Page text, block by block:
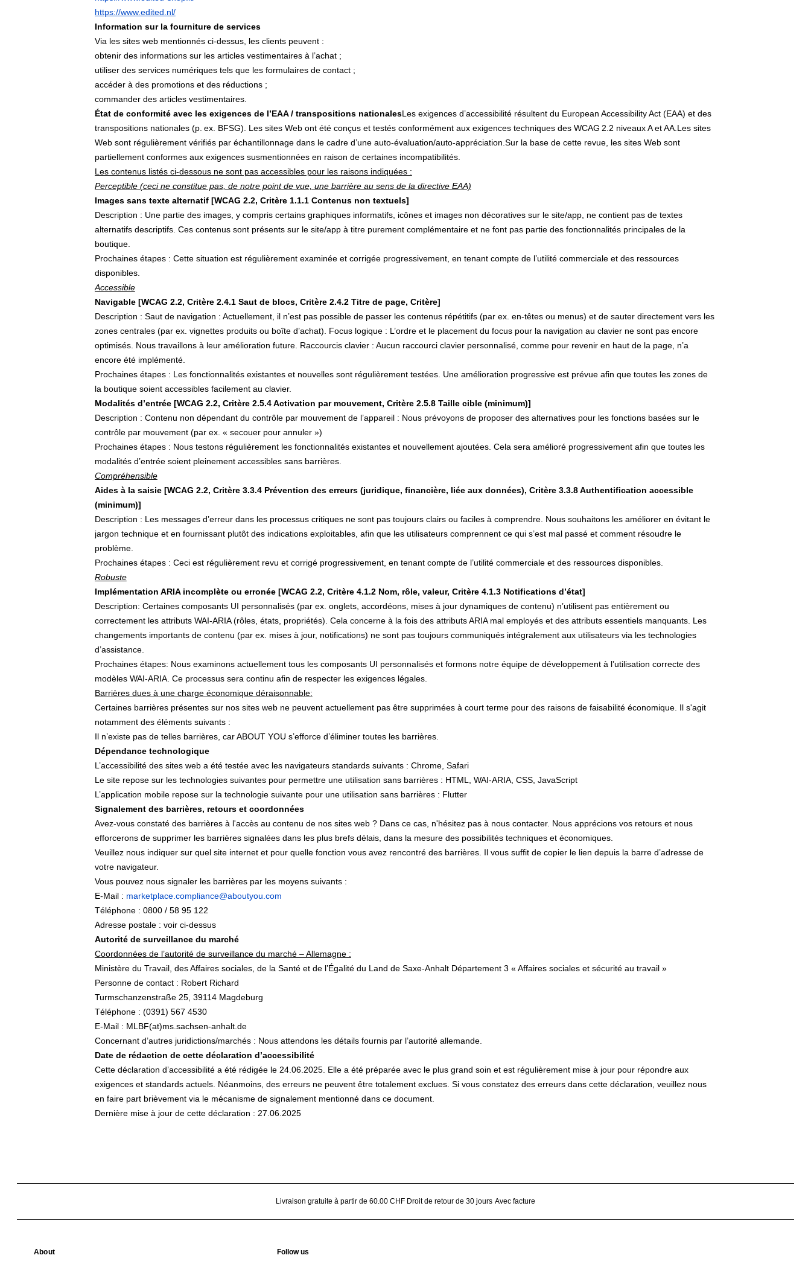
https://www.edited.nl/
Information sur la fourniture de services
Via les sites web mentionnés ci-dessus, les clients peuvent :
obtenir des informations sur les articles vestimentaires à l’achat ;
utiliser des services numériques tels que les formulaires de contact ;
accéder à des promotions et des réductions ;
commander des articles vestimentaires.
État de conformité avec les exigences de l’EAA / transpositions nationalesLes exigences d’accessibilité résultent du European Accessibility Act (EAA) et des
transpositions nationales (p. ex. BFSG). Les sites Web ont été conçus et testés conformément aux exigences techniques des WCAG 2.2 niveaux A et AA.Les sites
Web sont régulièrement vérifiés par échantillonnage dans le cadre d’une auto‑évaluation/auto‑appréciation.Sur la base de cette revue, les sites Web sont
partiellement conformes aux exigences susmentionnées en raison de certaines incompatibilités.
Les contenus listés ci‑dessous ne sont pas accessibles pour les raisons indiquées :
Perceptible (ceci ne constitue pas, de notre point de vue, une barrière au sens de la directive EAA)
Images sans texte alternatif [WCAG 2.2, Critère 1.1.1 Contenus non textuels]
Description : Une partie des images, y compris certains graphiques informatifs, icônes et images non décoratives sur le site/app, ne contient pas de textes
alternatifs descriptifs. Ces contenus sont présents sur le site/app à titre purement complémentaire et ne font pas partie des fonctionnalités principales de la
boutique.
Prochaines étapes : Cette situation est régulièrement examinée et corrigée progressivement, en tenant compte de l’utilité commerciale et des ressources
disponibles.
Accessible
Navigable [WCAG 2.2, Critère 2.4.1 Saut de blocs, Critère 2.4.2 Titre de page, Critère]
Description : Saut de navigation : Actuellement, il n’est pas possible de passer les contenus répétitifs (par ex. en-têtes ou menus) et de sauter directement vers les
zones centrales (par ex. vignettes produits ou boîte d’achat). Focus logique : L’ordre et le placement du focus pour la navigation au clavier ne sont pas encore
optimisés. Nous travaillons à leur amélioration future. Raccourcis clavier : Aucun raccourci clavier personnalisé, comme pour revenir en haut de la page, n’a
encore été implémenté.
Prochaines étapes : Les fonctionnalités existantes et nouvelles sont régulièrement testées. Une amélioration progressive est prévue afin que toutes les zones de
la boutique soient accessibles facilement au clavier.
Modalités d’entrée [WCAG 2.2, Critère 2.5.4 Activation par mouvement, Critère 2.5.8 Taille cible (minimum)]
Description : Contenu non dépendant du contrôle par mouvement de l’appareil : Nous prévoyons de proposer des alternatives pour les fonctions basées sur le
contrôle par mouvement (par ex. « secouer pour annuler »)
Prochaines étapes : Nous testons régulièrement les fonctionnalités existantes et nouvellement ajoutées. Cela sera amélioré progressivement afin que toutes les
modalités d’entrée soient pleinement accessibles sans barrières.
Compréhensible
Aides à la saisie [WCAG 2.2, Critère 3.3.4 Prévention des erreurs (juridique, financière, liée aux données), Critère 3.3.8 Authentification accessible
(minimum)]
Description : Les messages d’erreur dans les processus critiques ne sont pas toujours clairs ou faciles à comprendre. Nous souhaitons les améliorer en évitant le
jargon technique et en fournissant plutôt des indications exploitables, afin que les utilisateurs comprennent ce qui s’est mal passé et comment résoudre le
problème.
Prochaines étapes : Ceci est régulièrement revu et corrigé progressivement, en tenant compte de l’utilité commerciale et des ressources disponibles.
Robuste
Implémentation ARIA incomplète ou erronée [WCAG 2.2, Critère 4.1.2 Nom, rôle, valeur, Critère 4.1.3 Notifications d’état]
Description: Certaines composants UI personnalisés (par ex. onglets, accordéons, mises à jour dynamiques de contenu) n’utilisent pas entièrement ou
correctement les attributs WAI-ARIA (rôles, états, propriétés). Cela concerne à la fois des attributs ARIA mal employés et des attributs essentiels manquants. Les
changements importants de contenu (par ex. mises à jour, notifications) ne sont pas toujours communiqués intégralement aux utilisateurs via les technologies
d’assistance.
Prochaines étapes: Nous examinons actuellement tous les composants UI personnalisés et formons notre équipe de développement à l’utilisation correcte des
modèles WAI-ARIA. Ce processus sera continu afin de respecter les exigences légales.
Barrières dues à une charge économique déraisonnable:
Certaines barrières présentes sur nos sites web ne peuvent actuellement pas être supprimées à court terme pour des raisons de faisabilité économique. Il s'agit
notamment des éléments suivants :
Il n’existe pas de telles barrières, car ABOUT YOU s’efforce d’éliminer toutes les barrières.
Dépendance technologique
L’accessibilité des sites web a été testée avec les navigateurs standards suivants : Chrome, Safari
Le site repose sur les technologies suivantes pour permettre une utilisation sans barrières : HTML, WAI-ARIA, CSS, JavaScript
L’application mobile repose sur la technologie suivante pour une utilisation sans barrières : Flutter
Signalement des barrières, retours et coordonnées
Avez-vous constaté des barrières à l'accès au contenu de nos sites web ? Dans ce cas, n'hésitez pas à nous contacter. Nous apprécions vos retours et nous
efforcerons de supprimer les barrières signalées dans les plus brefs délais, dans la mesure des possibilités techniques et économiques.
Veuillez nous indiquer sur quel site internet et pour quelle fonction vous avez rencontré des barrières. Il vous suffit de copier le lien depuis la barre d’adresse de
votre navigateur.
Vous pouvez nous signaler les barrières par les moyens suivants :
E-Mail : marketplace.compliance@aboutyou.com
Téléphone : 0800 / 58 95 122
Adresse postale : voir ci-dessus
Autorité de surveillance du marché
Coordonnées de l’autorité de surveillance du marché – Allemagne :
Ministère du Travail, des Affaires sociales, de la Santé et de l’Égalité du Land de Saxe-Anhalt Département 3 « Affaires sociales et sécurité au travail »
Personne de contact : Robert Richard
Turmschanzenstraße 25, 39114 Magdeburg
Téléphone : (0391) 567 4530
E-Mail : MLBF(at)ms.sachsen-anhalt.de
Concernant d’autres juridictions/marchés : Nous attendons les détails fournis par l’autorité allemande.
Date de rédaction de cette déclaration d’accessibilité
Cette déclaration d’accessibilité a été rédigée le 24.06.2025. Elle a été préparée avec le plus grand soin et est régulièrement mise à jour pour répondre aux
exigences et standards actuels. Néanmoins, des erreurs ne peuvent être totalement exclues. Si vous constatez des erreurs dans cette déclaration, veuillez nous
en faire part brièvement via le mécanisme de signalement mentionné dans ce document.
Dernière mise à jour de cette déclaration : 27.06.2025
Livraison gratuite à partir de 60.00 CHF Droit de retour de 30 jours Avec facture
About Follow us